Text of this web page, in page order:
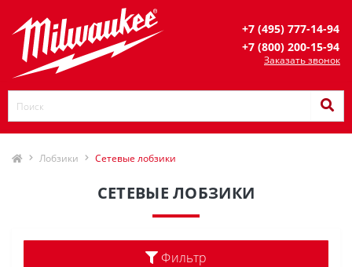
+7 (495) 777-14-94
+7 (800) 200-15-94
Заказать звонок
Лобзики Сетевые лобзики
СЕТЕВЫЕ ЛОБЗИКИ
Фильтр